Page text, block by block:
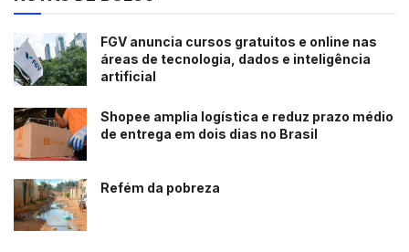
FGV anuncia cursos gratuitos e online nas
áreas de tecnologia, dados e inteligência
artificial
Shopee amplia logística e reduz prazo médio
de entrega em dois dias no Brasil
Refém da pobreza